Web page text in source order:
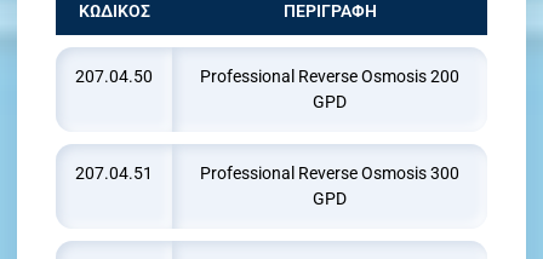
ΚΩΔΙΚΟΣ ΠΕΡΙΓΡΑΦΗ
207.04.50
Professional Reverse Osmosis 200
GPD
207.04.51
Professional Reverse Osmosis 300
GPD